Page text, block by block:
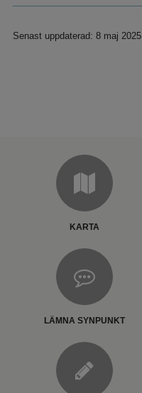
Senast uppdaterad: 8 maj 2025
KARTA
LÄMNA SYNPUNKT